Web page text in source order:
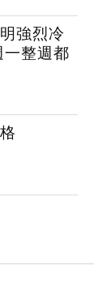
強烈冷
一整週都